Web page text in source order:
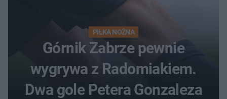
PIŁKA NOŻNA
Górnik Zabrze pewnie
wygrywa z Radomiakiem.
Dwa gole Petera Gonzaleza